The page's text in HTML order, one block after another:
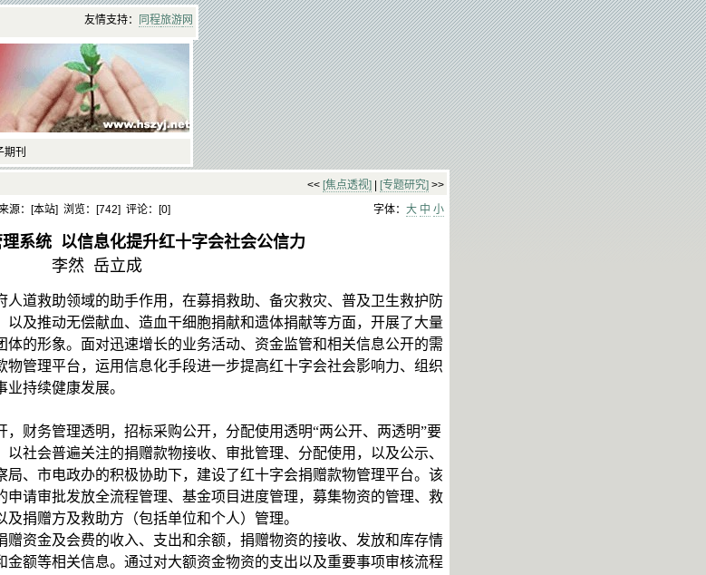
友情支持： 同程旅游网
期刊
<< [焦点透视] [专题研究] >>
源：[本站] 浏览：[742] 评论：[0] 字体： 大 中 小
系统 以信息化提升红十字会社会公信力
李然 岳立成
道救助领域的助手作用，在募捐救助、备灾救灾、普及卫生救护防
及推动无偿献血、造血干细胞捐献和遗体捐献等方面，开展了大量
的形象。面对迅速增长的业务活动、资金监管和相关信息公开的需
管理平台，运用信息化手段进一步提高红十字会社会影响力、组织
持续健康发展。
财务管理透明，招标采购公开，分配使用透明“两公开、两透明”要
社会普遍关注的捐赠款物接收、审批管理、分配使用，以及公示、
、市电政办的积极协助下，建设了红十字会捐赠款物管理平台。该
申请审批发放全流程管理、基金项目进度管理，募集物资的管理、救
捐赠方及救助方（包括单位和个人）管理。
资金及会费的收入、支出和余额，捐赠物资的接收、发放和库存情
额等相关信息。通过对大额资金物资的支出以及重要事项审核流程